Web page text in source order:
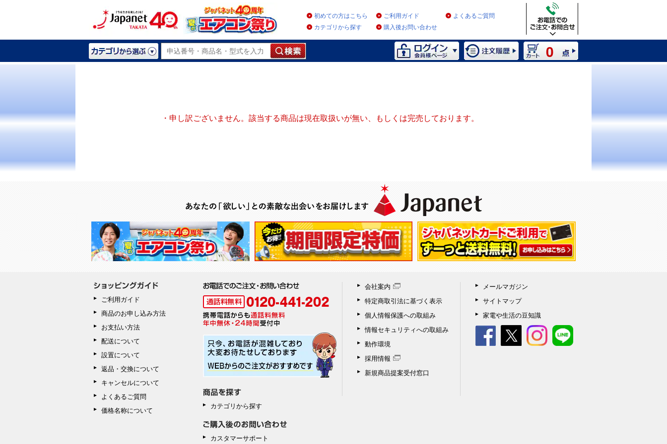
初めての方はこちら ご利用ガイド
よくあるご質問
カテゴリから探す
購入後お問い合わせ
0
・申し訳ございません。該当する商品は現在取扱いが無い、もしくは完売しております。
ご利用ガイド
商品のお申し込み方法
お支払い方法
配送について
設置について
返品・交換について
キャンセルについて
よくあるご質問
価格名称について
カテゴリから探す
カスタマーサポート
会社案内
特定商取引法に基づく表示
個人情報保護への取組み
情報セキュリティへの取組み
動作環境
採用情報
新規商品提案受付窓口
メールマガジン
サイトマップ
家電や生活の豆知識